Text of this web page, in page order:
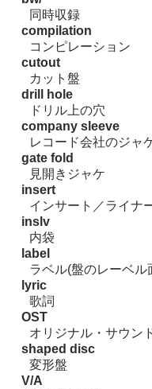
同時収録
compilation
コンピレーション
cutout
カット盤
drill hole
ドリル上の穴
company sleeve
レコード会社のジャ
gate fold
見開きジャケ
insert
インサート／ライナ
inslv
内袋
label
ラベル(盤のレーベル
lyric
歌詞
OST
オリジナル・サウン
shaped disc
変形盤
V/A